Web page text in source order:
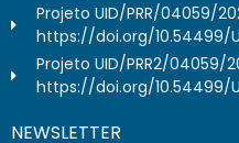
Projeto UID/PRR/04059/
https://doi.org/10.54499/
Projeto UID/PRR2/
https://doi.org/10.54499/
NEWSLETTER